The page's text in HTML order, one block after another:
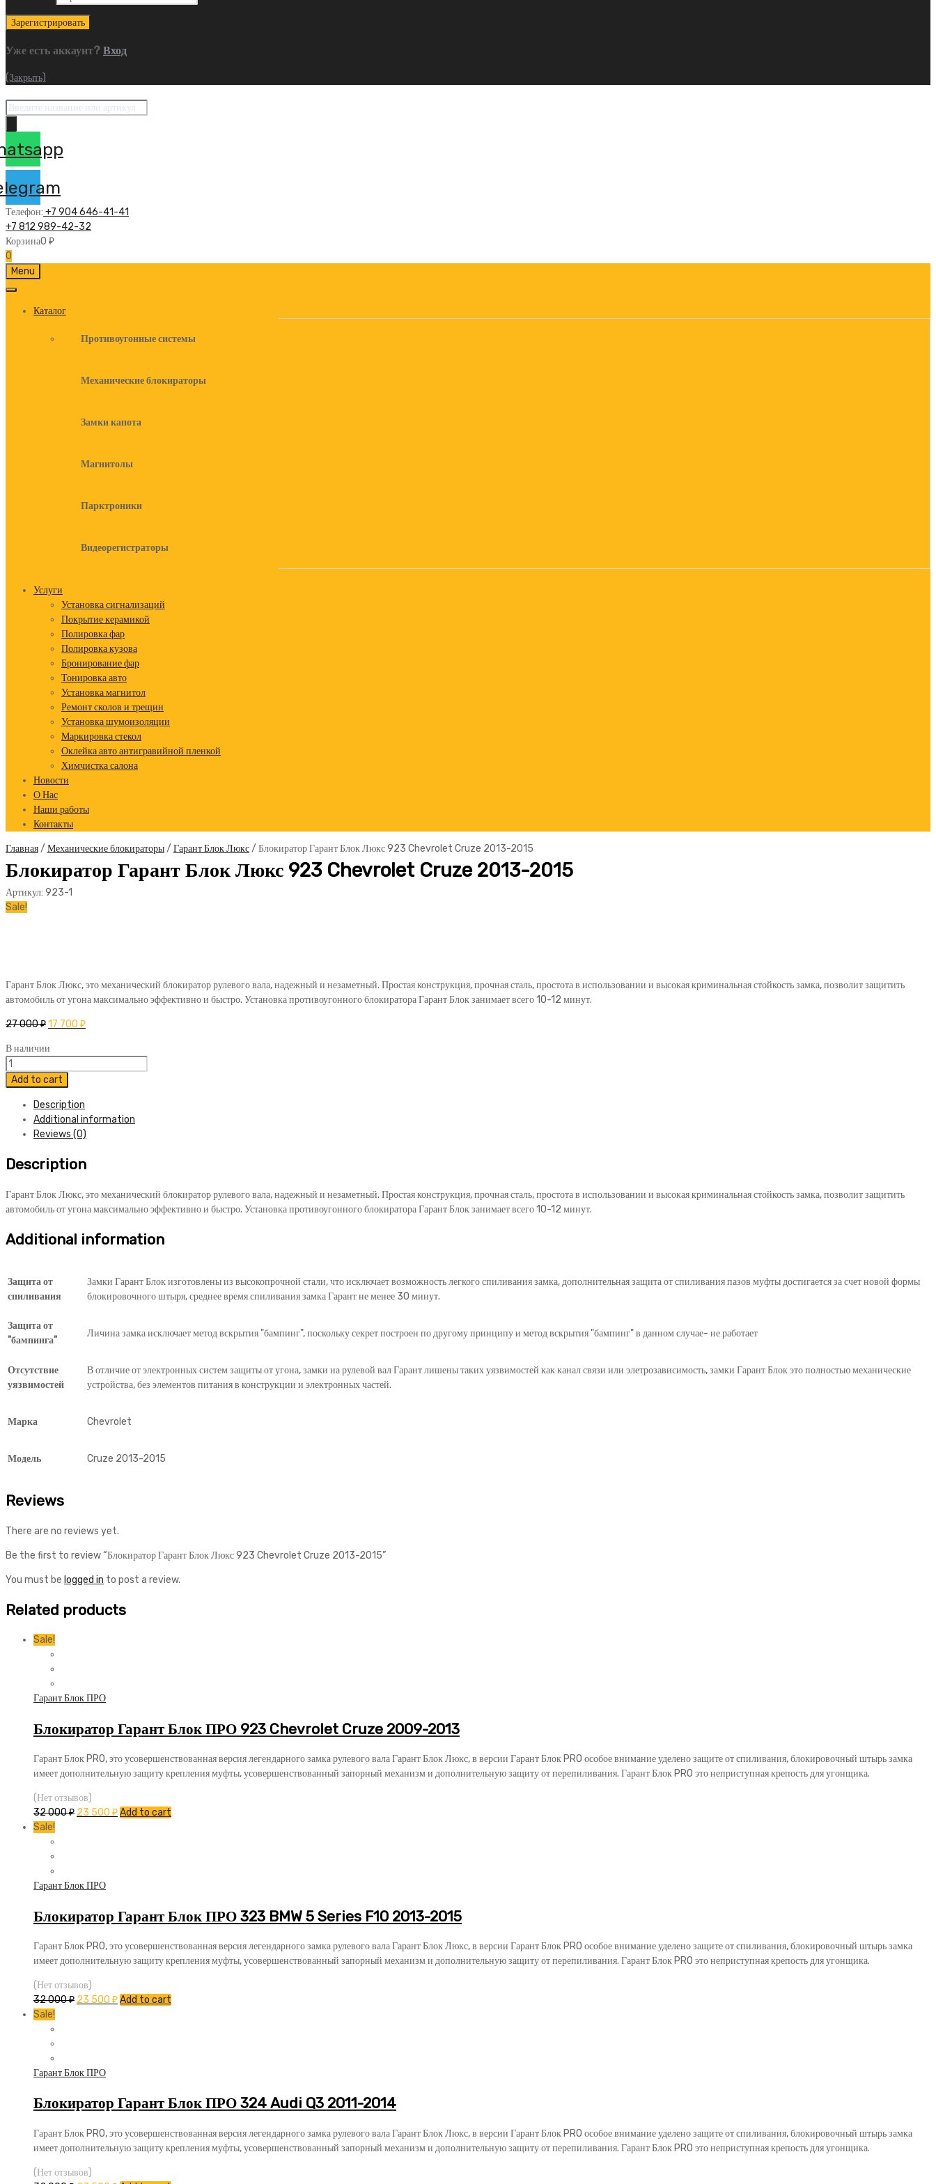
Уже есть аккаунт? Вход
(Закрыть)
Поиск
товаров
Телефон: +7 904 646-41-41
+7 812 989-42-32
Корзина0 ₽
0
Skip
Menu
Каталог
Противоугонные системы
Механические блокираторы
Замки капота
Магнитолы
Парктроники
Видеорегистраторы
Услуги
Установка сигнализаций
Покрытие керамикой
Полировка фар
Полировка кузова
Бронирование фар
Тонировка авто
Установка магнитол
Ремонт сколов и трещин
Установка шумоизоляции
Маркировка стекол
Оклейка авто антигравийной пленкой
Химчистка салона
Новости
О Нас
Наши работы
Контакты
Главная/ Механические блокираторы/ Гарант Блок Люкс/ Блокиратор Гарант Блок Люкс 923 Chevrolet Cruze 2013-2015
Блокиратор Гарант Блок Люкс 923 Chevrolet Cruze 2013-2015
Артикул: 923-1
Sale!
Гарант Блок Люкс, это механический блокиратор рулевого вала, надежный и незаметный. Простая конструкция, прочная сталь, простота в использовании и высокая криминальная стойкость замка, позволит защитить
автомобиль от угона максимально эффективно и быстро. Установка противоугонного блокиратора Гарант Блок занимает всего 10-12 минут.
27 000₽17 700 ₽
В наличии
Блокиратор
Гарант
Блок
Люкс
923
Chevrolet
2013-
quantity
Add to cart
Description
Additional information
Reviews (0)
Description
Гарант Блок Люкс, это механический блокиратор рулевого вала, надежный и незаметный. Простая конструкция, прочная сталь, простота в использовании и высокая криминальная стойкость замка, позволит защитить
автомобиль от угона максимально эффективно и быстро. Установка противоугонного блокиратора Гарант Блок занимает всего 10-12 минут.
Additional information
Защита от
спиливания
Замки Гарант Блок изготовлены из высокопрочной стали, что исключает возможность легкого спиливания замка, дополнительная защита от спиливания пазов муфты достигается за счет новой формы
блокировочного штыря, среднее время спиливания замка Гарант не менее 30 минут.
Защита от
"бампинга"
Личина замка исключает метод вскрытия "бампинг", поскольку секрет построен по другому принципу и метод вскрытия "бампинг" в данном случае- не работает
Отсутствие
уязвимостей
В отличие от электронных систем защиты от угона, замки на рулевой вал Гарант лишены таких уязвимостей как канал связи или элетрозависимость, замки Гарант Блок это полностью механические
устройства, без элементов питания в конструкции и электронных частей.
Марка Chevrolet
Модель Cruze 2013-2015
Reviews
There are no reviews yet.
Be the first to review “Блокиратор Гарант Блок Люкс 923 Chevrolet Cruze 2013-2015”
You must be logged in to post a review.
Related products
Sale!
Гарант Блок ПРО
Блокиратор Гарант Блок ПРО 923 Chevrolet Cruze 2009-2013
Гарант Блок PRO, это усовершенствованная версия легендарного замка рулевого вала Гарант Блок Люкс, в версии Гарант Блок PRO особое внимание уделено защите от спиливания, блокировочный штырь замка
имеет дополнительную защиту крепления муфты, усовершенствованный запорный механизм и дополнительную защиту от перепиливания. Гарант Блок PRO это неприступная крепость для угонщика.
(Нет отзывов)
32 000₽ 23 500 ₽Add to cart
Sale!
Гарант Блок ПРО
Блокиратор Гарант Блок ПРО 323 BMW 5 Series F10 2013-2015
Гарант Блок PRO, это усовершенствованная версия легендарного замка рулевого вала Гарант Блок Люкс, в версии Гарант Блок PRO особое внимание уделено защите от спиливания, блокировочный штырь замка
имеет дополнительную защиту крепления муфты, усовершенствованный запорный механизм и дополнительную защиту от перепиливания. Гарант Блок PRO это неприступная крепость для угонщика.
(Нет отзывов)
32 000₽ 23 500 ₽Add to cart
Sale!
Гарант Блок ПРО
Блокиратор Гарант Блок ПРО 324 Audi Q3 2011-2014
Гарант Блок PRO, это усовершенствованная версия легендарного замка рулевого вала Гарант Блок Люкс, в версии Гарант Блок PRO особое внимание уделено защите от спиливания, блокировочный штырь замка
имеет дополнительную защиту крепления муфты, усовершенствованный запорный механизм и дополнительную защиту от перепиливания. Гарант Блок PRO это неприступная крепость для угонщика.
(Нет отзывов)